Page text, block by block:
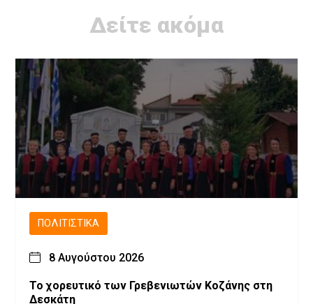
Δείτε ακόμα
ΠΟΛΙΤΙΣΤΙΚΆ
8 Αυγούστου 2026
Το χορευτικό των Γρεβενιωτών Κοζάνης στη
Δεσκάτη